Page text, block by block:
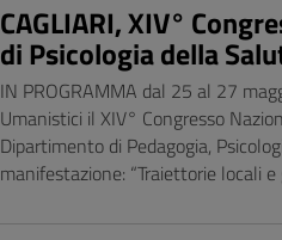
CAGLIARI, XIV°
di Psicologia della
IN PROGRAMMA dal 25 al 27
Umanistici il XIV° Congresso
Dipartimento di Pedagogia,
manifestazione: “Traiettorie locali